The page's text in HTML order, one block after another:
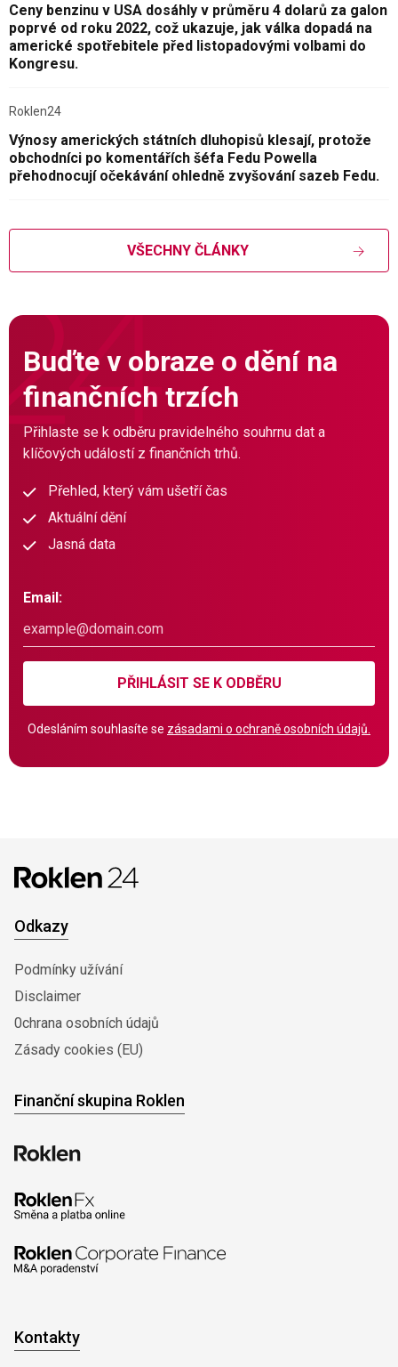
Ceny benzinu v USA dosáhly v průměru 4 dolarů za galon
poprvé od roku 2022, což ukazuje, jak válka dopadá na
americké spotřebitele před listopadovými volbami do
Kongresu.
Roklen24
Výnosy amerických státních dluhopisů klesají, protože
obchodníci po komentářích šéfa Fedu Powella
přehodnocují očekávání ohledně zvyšování sazeb Fedu.
VŠECHNY ČLÁNKY
Buďte v obraze o dění na
finančních trzích
Přihlaste se k odběru pravidelného souhrnu dat a
klíčových událostí z finančních trhů.
Přehled, který vám ušetří čas
Aktuální dění
Jasná data
Email:
PŘIHLÁSIT SE K ODBĚRU
Odesláním souhlasíte se zásadami o ochraně osobních údajů.
Odkazy
Podmínky užívání
Disclaimer
0chrana osobních údajů
Zásady cookies (EU)
Finanční skupina Roklen
Kontakty